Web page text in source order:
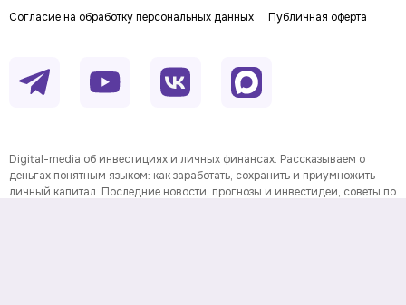
Согласие на обработку персональных данных
Публичная оферта
Digital-media об инвестициях и личных финансах. Рассказываем о
деньгах понятным языком: как заработать, сохранить и приумножить
личный капитал. Последние новости, прогнозы и инвестидеи, советы по